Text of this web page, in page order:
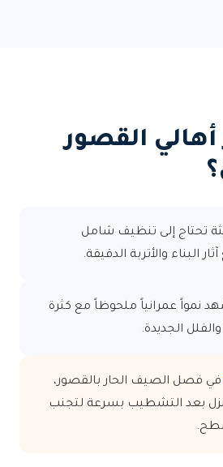
أهالي القصور
تحتاج إلى تنظيف شامل
البناء والأتربة الدقيقة.
نمواً عمرانياً ملحوظاً مع كثرة
الجديدة.
في فصل الصيف الحار بالقصور،
بعد التشطيب بسرعة لتجنب